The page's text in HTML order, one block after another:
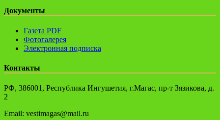
Документы
Газета PDF
Фотогалерея
Электронная подписка
Контакты
РФ, 386001, Республика Ингушетия, г.Магас, пр-т Зязикова, д.
2
Email: vestimagas@mail.ru